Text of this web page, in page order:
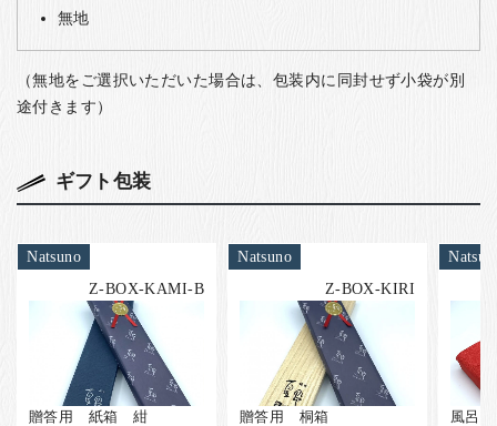
無地
（無地をご選択いただいた場合は、包装内に同封せず小袋が別
途付きます）
ギフト包装
Natsuno
Z-BOX-KAMI-B
贈答用 紙箱 紺
Natsuno
Z-BOX-KIRI
贈答用 桐箱 風呂